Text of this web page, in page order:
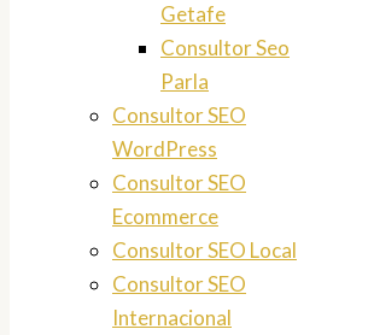
Getafe
Consultor Seo
Parla
Consultor SEO
WordPress
Consultor SEO
Ecommerce
Consultor SEO Local
Consultor SEO
Internacional